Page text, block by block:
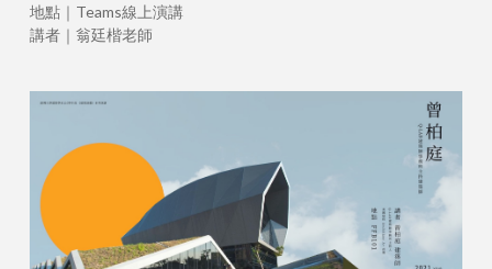
地點｜Teams線上演講
講者｜翁廷楷老師